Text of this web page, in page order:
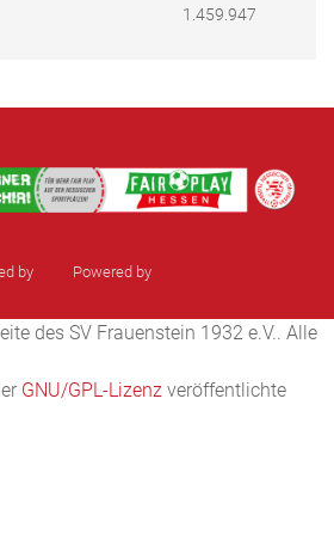
1.459.947
by Powered by
des SV Frauenstein 1932 e.V.. Alle
GNU/GPL-Lizenz veröffentlichte